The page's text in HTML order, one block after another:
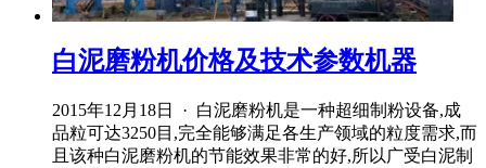
白泥磨粉机价格及技术参数机器
2015年12月18日 · 白泥磨粉机是一种超细制粉设备,成
品粒可达3250目,完全能够满足各生产领域的粒度需求,而
且该种白泥磨粉机的节能效果非常的好,所以广受白泥制